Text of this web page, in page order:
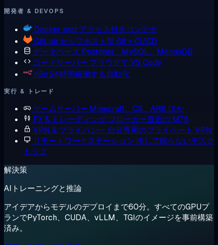
開発者 & DEVOPS
Docker root アクセス付きコンテナ
GitLab セルフホスト型 Git + CI/CD
データベース Postgres、MySQL、MongoDB
コードサーバー ブラウザで VS Code
n8n 24時間稼働する自動化
実行 & トレード
ゲームサーバー Minecraft、CS、ARK ほか
FX & トレーディング ブローカー直近の MT5
VPN & プライバシー 自分専用のプライベート VPN
リモートワークステーション 決して眠らないデスク
トップ
解決策
AIトレーニングと推論
アイデアからモデルのデプロイまで60分。すべてのGPUプ
ランでPyTorch、CUDA、vLLM、TGIのイメージを事前構築
済み。